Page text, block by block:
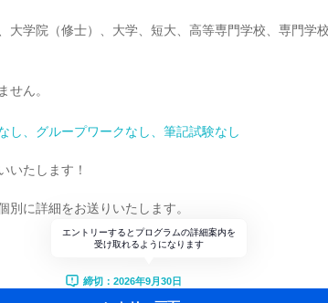
大学院（修士）、大学、短大、高等専門学校、専門学校
せん。
し、グループワークなし、筆記試験なし
いたします！
別に詳細をお送りいたします。
エントリーするとプログラムの詳細案内を
受け取れるようになります
締切：2026年9月30日